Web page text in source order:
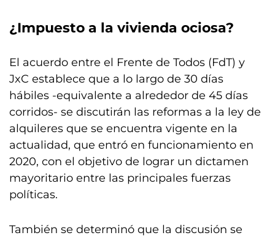
¿Impuesto a la vivienda ociosa?
El acuerdo entre el Frente de Todos (FdT) y
JxC establece que a lo largo de 30 días
hábiles -equivalente a alrededor de 45 días
corridos- se discutirán las reformas a la ley de
alquileres que se encuentra vigente en la
actualidad, que entró en funcionamiento en
2020, con el objetivo de lograr un dictamen
mayoritario entre las principales fuerzas
políticas.
También se determinó que la discusión se